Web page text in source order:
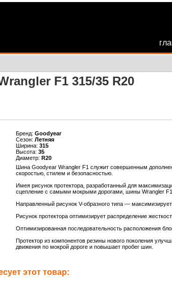
F1 315/35 R20
Бренд: Goodyear
Сезон: Летняя
Ширина: 315
Высота: 35
Диаметр: R20
Шина Goodyear Wrangler F1 служит совершенным
скоростью, стилем и безопасностью.
Имея рисунок протектора, разработанный для
сцепление с самыми мокрыми дорогами, шины Wrangler F1
Направленный рисунок V-образного типа —
Рисунок протектора оптимизирует распределение
Оптимизированная последовательность расположения
Протектор из компонентов резины нового поколения
движения по мокрой дороге и повышает пробег шин.
этот товар: